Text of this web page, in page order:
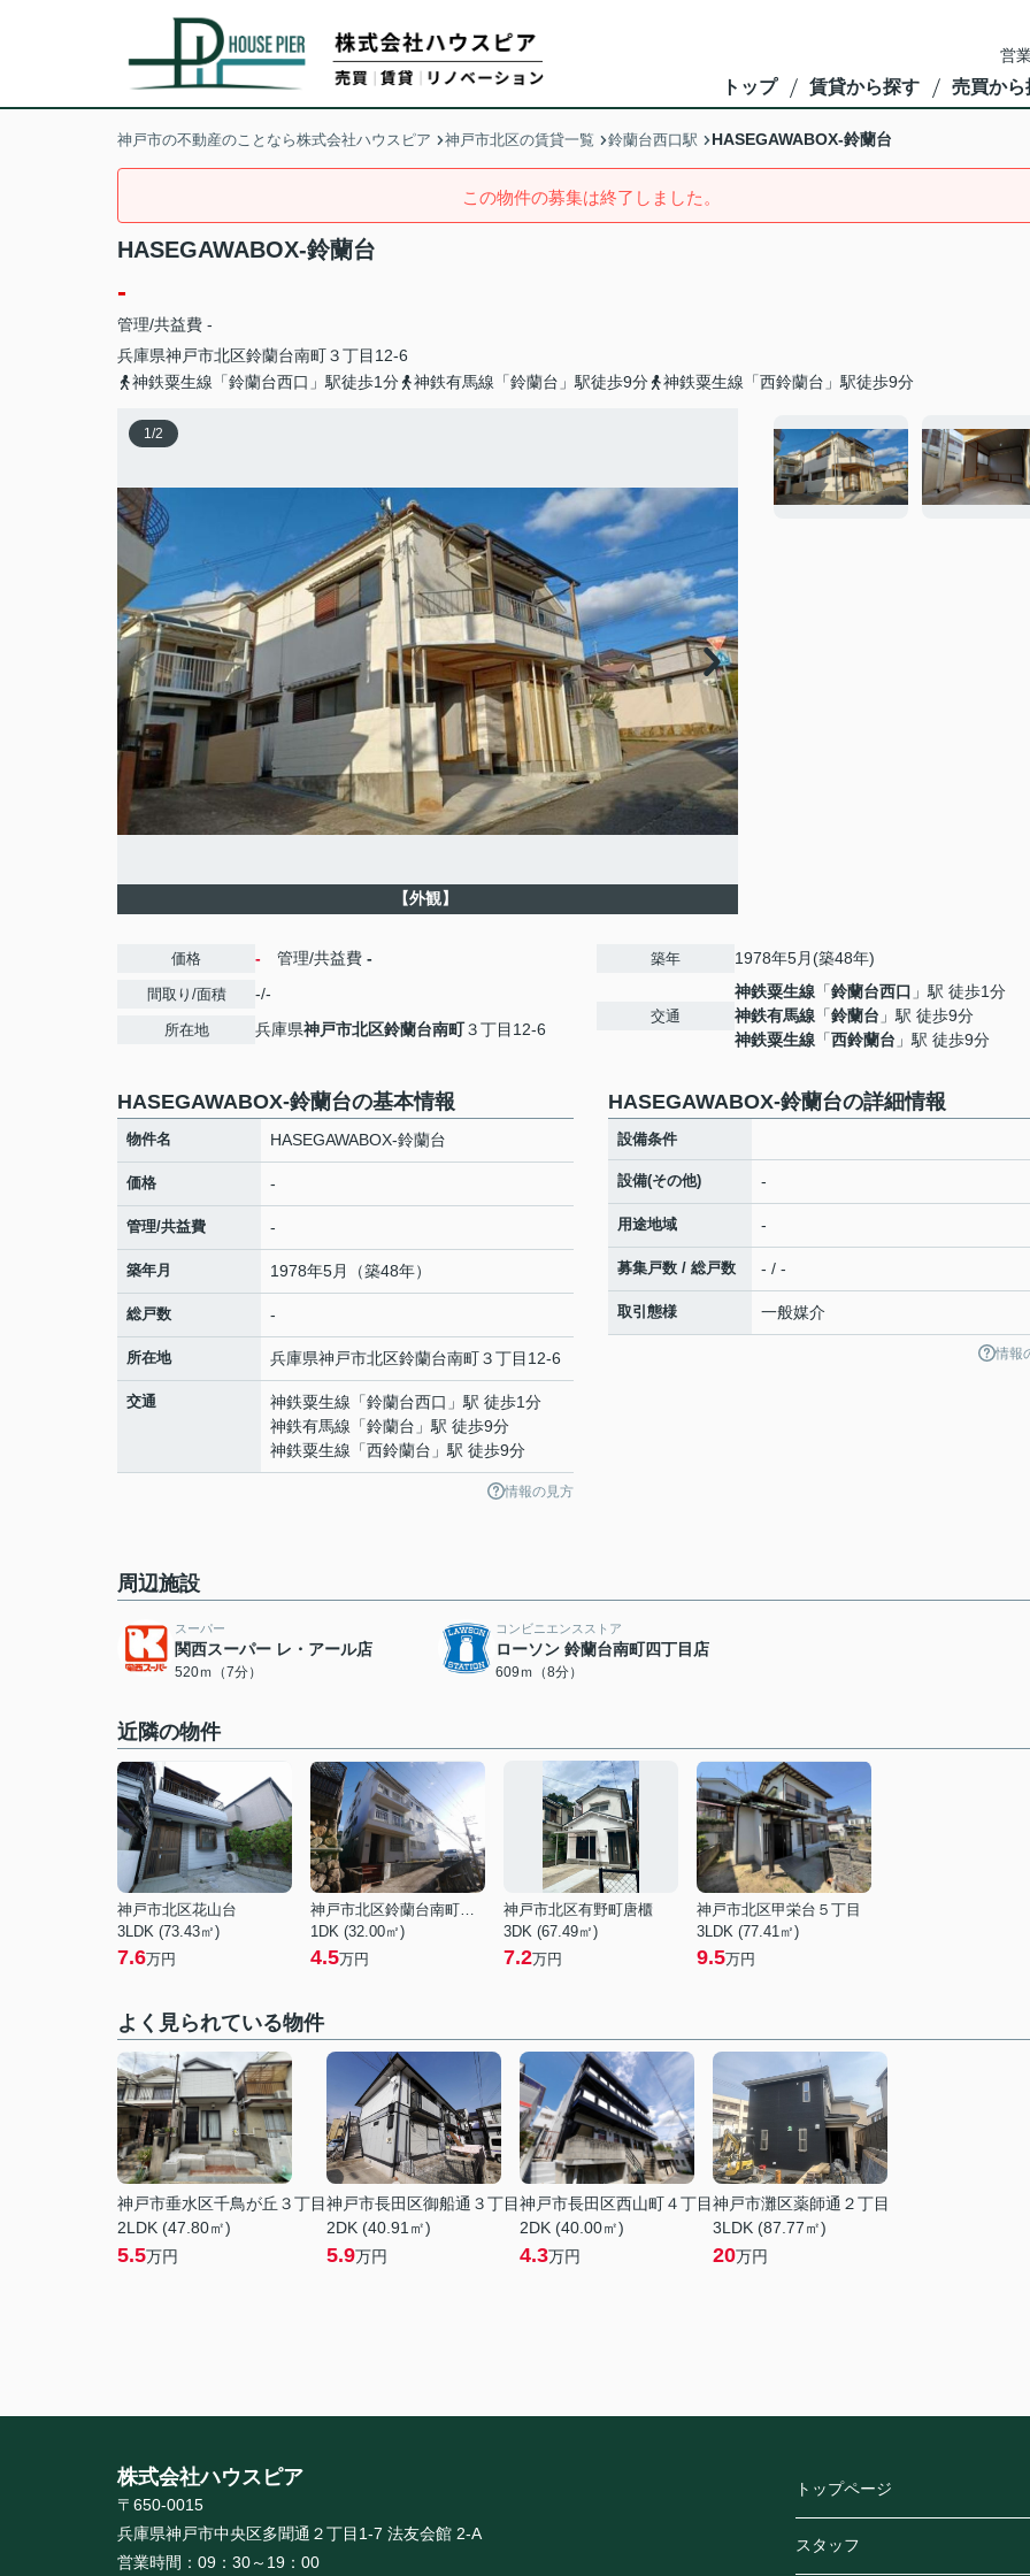
営
トップ 賃貸から探す 売買から
神戸市の不動産のことなら株式会社ハウスピア 神戸市北区の賃貸一覧 鈴蘭台西口駅 HASEGAWABOX-鈴蘭台
この物件の募集は終了しました。
HASEGAWABOX-鈴蘭台
-
管理/共益費 -
兵庫県神戸市北区鈴蘭台南町３丁目12-6
神鉄粟生線「鈴蘭台西口」駅徒歩1分
神鉄有馬線「鈴蘭台」駅徒歩9分 神鉄粟生線「西鈴蘭台」駅徒歩9分
1/2
【外観】
価格 - 管理/共益費 -
間取り/面積 -/-
所在地 兵庫県神戸市北区鈴蘭台南町３丁目12-6
築年 1978年5月(築48年)
交通
神鉄粟生線 「鈴蘭台西口 」駅 徒歩1分
神鉄有馬線 「鈴蘭台 」駅 徒歩9分
神鉄粟生線 「西鈴蘭台 」駅 徒歩9分
HASEGAWABOX-鈴蘭台の基本情報
物件名 HASEGAWABOX-鈴蘭台
価格 -
管理/共益費 -
築年月 1978年5月（築48年）
総戸数 -
所在地 兵庫県神戸市北区鈴蘭台南町３丁目12-6
交通 神鉄粟生線 「鈴蘭台西口 」駅 徒歩1分
神鉄有馬線 「鈴蘭台 」駅 徒歩9分
神鉄粟生線 「西鈴蘭台 」駅 徒歩9分
情報の見方
HASEGAWABOX-鈴蘭台の詳細情報
設備条件
設備(その他) -
用途地域 -
募集戸数 / 総戸数 - / -
取引態様 一般媒介
情報
周辺施設
スーパー
関西スーパー レ・アール店
520ｍ（7分）
コンビニエンスストア
ローソン 鈴蘭台南町四丁目店
609ｍ（8分）
近隣の物件
神戸市北区花山台
3LDK (73.43㎡)
7.6万円
神戸市北区鈴蘭台南町２丁目
1DK (32.00㎡)
4.5万円
神戸市北区有野町唐櫃
3DK (67.49㎡)
7.2万円
神戸市北区甲栄台５丁目
3LDK (77.41㎡)
9.5万円
よく見られている物件
神戸市垂水区千鳥が丘３丁目
2LDK (47.80㎡)
5.5万円
神戸市長田区御船通３丁目
2DK (40.91㎡)
5.9万円
神戸市長田区西山町４丁目
2DK (40.00㎡)
4.3万円
神戸市灘区薬師通２丁目
3LDK (87.77㎡)
20万円
株式会社ハウスピア
〒650-0015
兵庫県神戸市中央区多聞通２丁目1-7 法友会館 2-A
営業時間： 09：30～19：00
トップページ
スタッフ